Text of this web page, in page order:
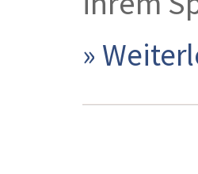
»